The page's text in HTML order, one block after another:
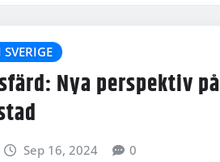
SVERIGE
Nya perspektiv på
Sep 16, 2024 0